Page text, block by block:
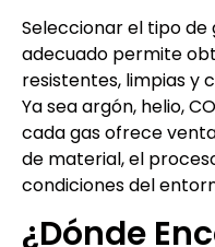
Seleccionar el tipo de
adecuado permite
resistentes, limpias y
Ya sea argón, helio,
cada gas ofrece
de material, el
condiciones del
¿Dónde